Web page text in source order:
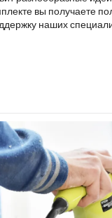
вы получаете
наших